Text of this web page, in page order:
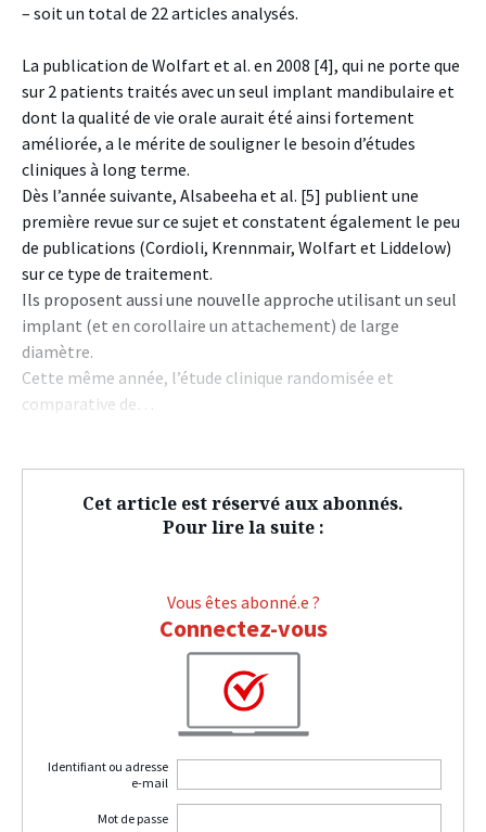
– soit un total de 22 articles analysés.
La publication de Wolfart et al. en 2008 [4], qui ne porte que
sur 2 patients traités avec un seul implant mandibulaire et
dont la qualité de vie orale aurait été ainsi fortement
améliorée, a le mérite de souligner le besoin d’études
cliniques à long terme.
Dès l’année suivante, Alsabeeha et al. [5] publient une
première revue sur ce sujet et constatent également le peu
de publications (Cordioli, Krennmair, Wolfart et Liddelow)
sur ce type de traitement.
Ils proposent aussi une nouvelle approche utilisant un seul
implant (et en corollaire un attachement) de large
diamètre.
Cette même année, l’étude clinique randomisée et
comparative de…
Cet article est réservé aux abonnés.
Pour lire la suite :
Vous êtes abonné.e ?
Connectez-vous
Identifiant ou adresse
e-mail
Mot de passe